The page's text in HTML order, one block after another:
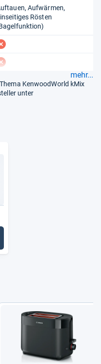
Aufwärmen
Rösten
mehr...
KenwoodWorld kMix
unter